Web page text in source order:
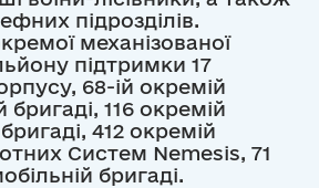
підрозділів.
механізованої
підтримки 17
68-ій окремій
бригаді, 116 окремій
412 окремій
Систем Nemesis, 71
бригаді.